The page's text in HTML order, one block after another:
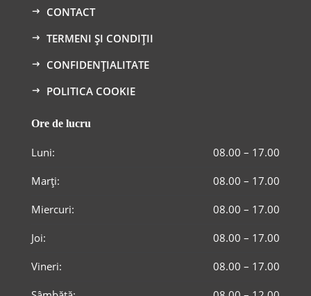
CONTACT
TERMENI ȘI CONDIȚII
CONFIDENȚIALITATE
POLITICA COOKIE
Ore de lucru
Luni: 08.00 – 17.00
Marți: 08.00 – 17.00
Miercuri: 08.00 – 17.00
Joi: 08.00 – 17.00
Vineri: 08.00 – 17.00